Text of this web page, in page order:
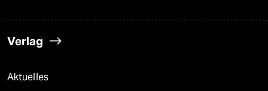
Verlag
Aktuelles